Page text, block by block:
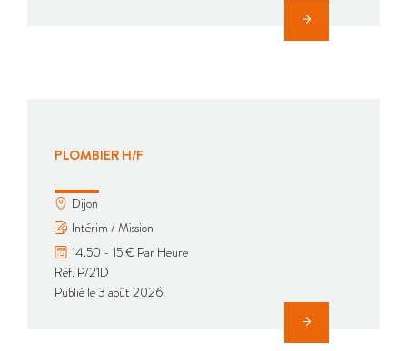
PLOMBIER H/F
Dijon
Intérim / Mission
14.50 - 15 € Par Heure
Réf. P/21D
Publié le 3 août 2026.